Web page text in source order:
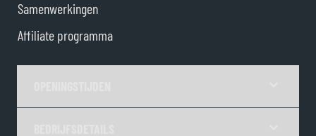
Samenwerkingen
Affiliate programma